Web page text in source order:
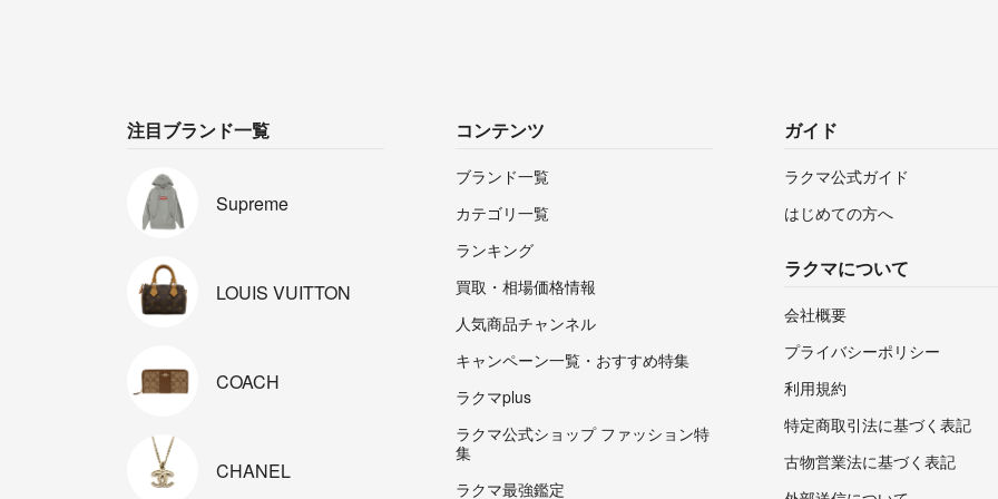
注目ブランド一覧
Supreme
LOUIS VUITTON
COACH
CHANEL
コンテンツ
ブランド一覧
カテゴリ一覧
ランキング
買取・相場価格情報
人気商品チャンネル
キャンペーン一覧・おすすめ特集
ラクマplus
ラクマ公式ショップ ファッション特
集
ラクマ最強鑑定
ガイド
ラクマ公式ガイド
はじめての方へ
ラクマについて
会社概要
プライバシーポリシー
利用規約
特定商取引法に基づく表記
古物営業法に基づく表記